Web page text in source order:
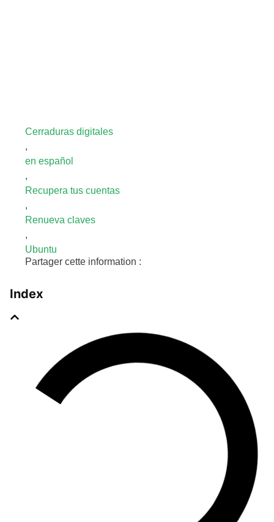
Cerraduras digitales
,
en español
,
Recupera tus cuentas
,
Renueva claves
,
Ubuntu
Partager cette information :
Index